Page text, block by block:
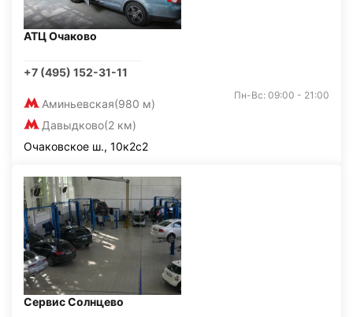
АТЦ Очаково
+7 (495) 152-31-11
Аминьевская(980 м)
Давыдково(2 км)
Пн-Вс: 09:00 - 21:00
Очаковское ш., 10к2с2
Сервис Солнцево